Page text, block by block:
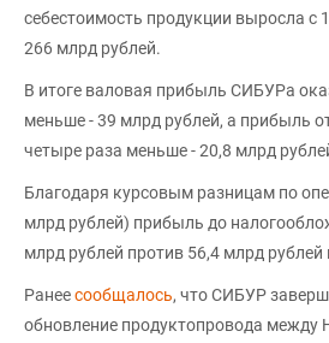
себестоимость продукции выросла с
266 млрд рублей.
В итоге валовая прибыль СИБУРа
меньше - 39 млрд рублей, а прибыль
четыре раза меньше - 20,8 млрд
Благодаря курсовым разницам по
млрд рублей) прибыль до
млрд рублей против 56,4 млрд рублей
Ранеесообщалось, что СИБУР
обновление продуктопровода между